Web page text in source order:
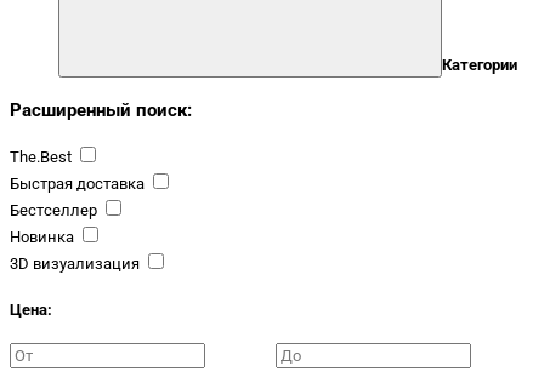
Категории
Расширенный поиск:
The.Best
Быстрая доставка
Бестселлер
Новинка
3D визуализация
Цена: